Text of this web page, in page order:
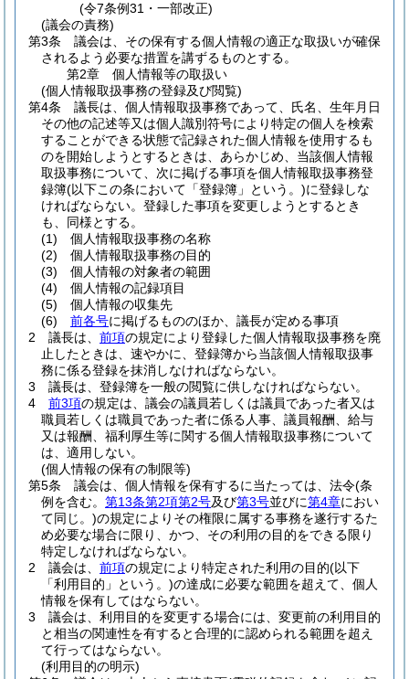
(令7条例31・一部改正)
(議会の責務)
第3条
議会は、その保有する個人情報の適正な取扱いが確保
されるよう必要な措置を講ずるものとする。
第2章
個人情報等の取扱い
(個人情報取扱事務の登録及び閲覧)
第4条
議長は、個人情報取扱事務であって、氏名、生年月日
その他の記述等又は個人識別符号により特定の個人を検索
することができる状態で記録された個人情報を使用するも
のを開始しようとするときは、あらかじめ、当該個人情報
取扱事務について、次に掲げる事項を個人情報取扱事務登
録簿(以下この条において「登録簿」という。)に登録しな
ければならない。 登録した事項を変更しようとするとき
も、同様とする。
(1)
個人情報取扱事務の名称
(2)
個人情報取扱事務の目的
(3)
個人情報の対象者の範囲
(4)
個人情報の記録項目
(5)
個人情報の収集先
(6)
前各号に掲げるもののほか、議長が定める事項
2
議長は、 前項の規定により登録した個人情報取扱事務を廃
止したときは、速やかに、登録簿から当該個人情報取扱事
務に係る登録を抹消しなければならない。
3
議長は、登録簿を一般の閲覧に供しなければならない。
4
前3項の規定は、議会の議員若しくは議員であった者又は
職員若しくは職員であった者に係る人事、議員報酬、給与
又は報酬、福利厚生等に関する個人情報取扱事務について
は、適用しない。
(個人情報の保有の制限等)
第5条
議会は、個人情報を保有するに当たっては、法令(条
例を含む。 第13条第2項第2号及び第3号並びに第4章におい
て同じ。)の規定によりその権限に属する事務を遂行するた
め必要な場合に限り、かつ、その利用の目的をできる限り
特定しなければならない。
2
議会は、 前項の規定により特定された利用の目的(以下
「利用目的」という。)の達成に必要な範囲を超えて、個人
情報を保有してはならない。
3
議会は、利用目的を変更する場合には、変更前の利用目的
と相当の関連性を有すると合理的に認められる範囲を超え
て行ってはならない。
(利用目的の明示)